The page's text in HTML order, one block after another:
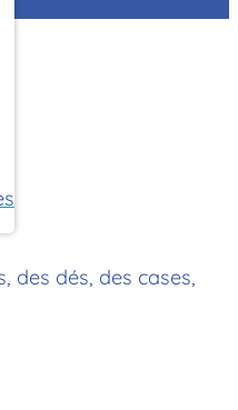
des dés, des cases,